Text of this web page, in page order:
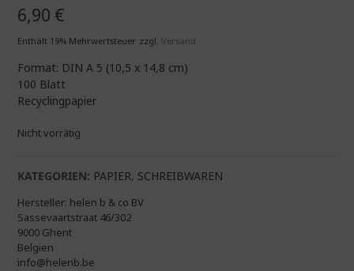
6,90 €
Enthält 19% Mehrwertsteuer zzgl.Versand
Format: DIN A 5 (10,5 x 14,8 cm)
100 Blatt
Recyclingpapier
Nicht vorrätig
KATEGORIEN: PAPIER, SCHREIBWAREN
Hersteller: helen b & co BV
Sassevaartstraat 46/302
9000 Ghent
Belgien
info@helenb.be